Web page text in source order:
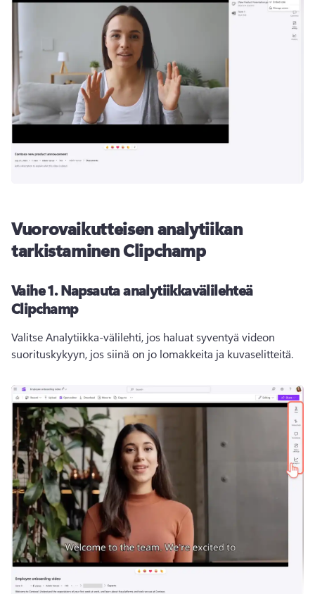
Vuorovaikutteisen analytiikan
tarkistaminen Clipchamp
Vaihe 1.Napsauta analytiikkavälilehteä
Clipchamp
Valitse Analytiikka-välilehti, jos haluat syventyä videon
suorituskykyyn, jos siinä on jo lomakkeita ja kuvaselitteitä.